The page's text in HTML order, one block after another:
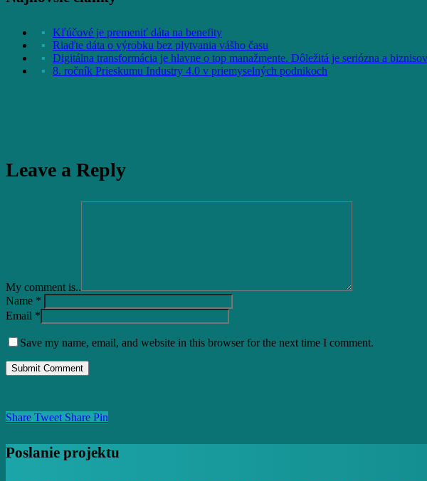
Kľúčové je premeniť dáta na benefity
Riaďte dáta o výrobku bez plytvania vášho času
Digitálna transformácia je hlavne o top manažmente. Dôležitá je seriózna a
8. ročník Prieskumu Industry 4.0 v priemyselných podnikoch
Leave a Reply
My comment is..
Name *
Email *
Save my name, email, and website in this browser for the next time I comment.
Share Tweet Share Pin
Poslanie projektu